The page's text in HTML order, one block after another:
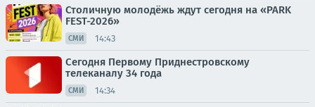
Столичную молодёжь ждут сегодня на «PARK
FEST-2026»
СМИ 14:43
Сегодня Первому Приднестровскому
телеканалу 34 года
СМИ 14:34